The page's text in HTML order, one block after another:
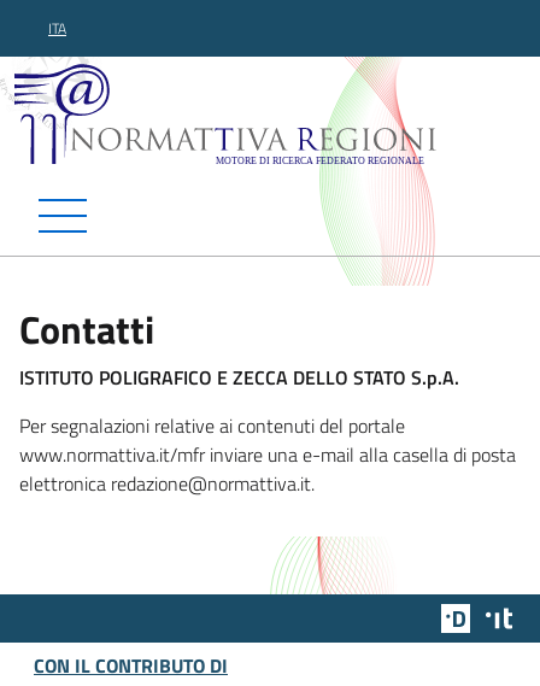
ITA
Normattiva Regioni -
Contatti
ISTITUTO POLIGRAFICO E ZECCA DELLO STATO S.p.A.
Per segnalazioni relative ai contenuti del portale
www.normattiva.it/mfr inviare una e-mail alla casella di posta
elettronica redazione@normattiva.it.
Team
CON IL CONTRIBUTO DI